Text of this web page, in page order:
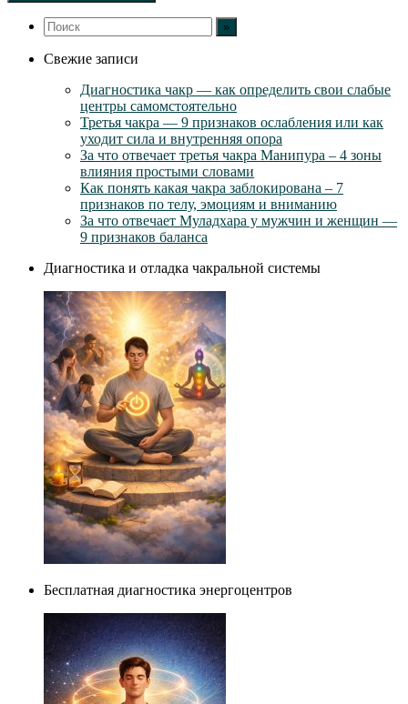
Свежие записи
Диагностика чакр — как определить свои слабые
центры самомстоятельно
Третья чакра — 9 признаков ослабления или как
уходит сила и внутренняя опора
За что отвечает третья чакра Манипура – 4 зоны
влияния простыми словами
Как понять какая чакра заблокирована – 7
признаков по телу, эмоциям и вниманию
За что отвечает Муладхара у мужчин и женщин —
9 признаков баланса
Диагностика и отладка чакральной системы
Бесплатная диагностика энергоцентров